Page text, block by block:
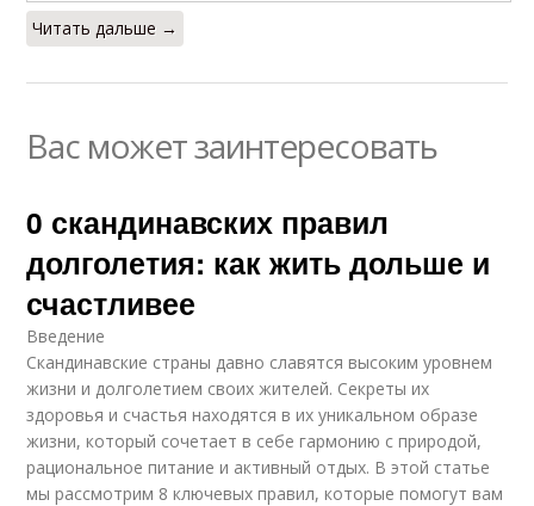
Читать дальше →
Вас может заинтересовать
0 скандинавских правил
долголетия: как жить дольше и
счастливее
Введение
Скандинавские страны давно славятся высоким уровнем
жизни и долголетием своих жителей. Секреты их
здоровья и счастья находятся в их уникальном образе
жизни, который сочетает в себе гармонию с природой,
рациональное питание и активный отдых. В этой статье
мы рассмотрим 8 ключевых правил, которые помогут вам